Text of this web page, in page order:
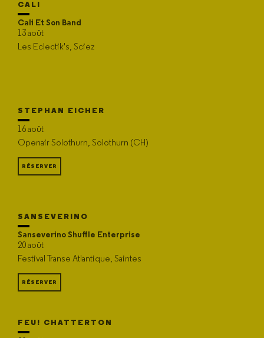
CALI
Cali Et Son Band
13 août
Les Eclectik's, Sciez
STEPHAN EICHER
16 août
Openair Solothurn, Solothurn (CH)
RÉSERVER
SANSEVERINO
Sanseverino Shuffle Enterprise
20 août
Festival Transe Atlantique, Saintes
RÉSERVER
FEU! CHATTERTON